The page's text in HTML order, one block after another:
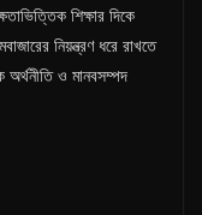
শিক্ষার দিকে
নিয়ন্ত্রণ ধরে রাখতে
অর্থনীতি ও মানবসম্পদ